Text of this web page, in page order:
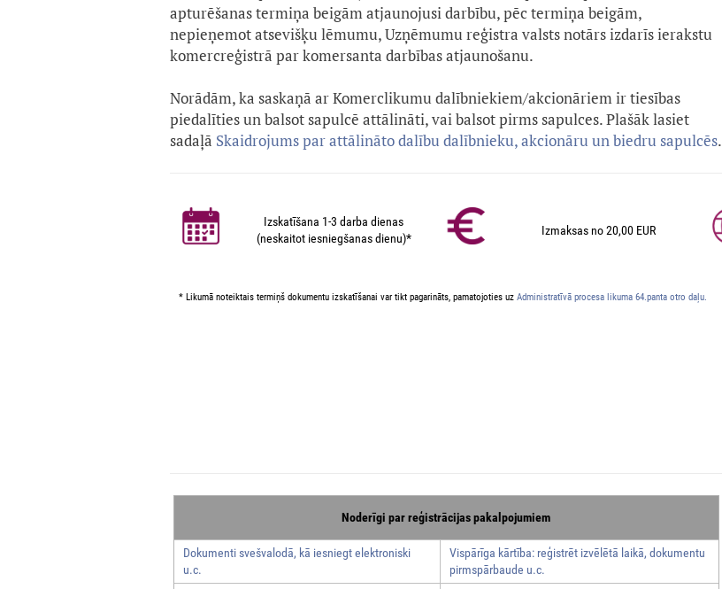
apturēšanas termiņa beigām atjaunojusi darbību, pēc termiņa beigām,
nepieņemot atsevišķu lēmumu, Uzņēmumu reģistra valsts notārs izdarīs ierakstu
komercreģistrā par komersanta darbības atjaunošanu.
Norādām, ka saskaņā ar Komerclikumu dalībniekiem/akcionāriem ir tiesības
piedalīties un balsot sapulcē attālināti, vai balsot pirms sapulces. Plašāk lasiet
sadaļā Skaidrojums par attālināto dalību dalībnieku, akcionāru un biedru sapulcēs.
Izskatīšana 1-3 darba dienas
(neskaitot iesniegšanas dienu)*
Izmaksas no 20,00 EUR
* Likumā noteiktais termiņš dokumentu izskatīšanai var tikt pagarināts, pamatojoties uz Administratīvā procesa likuma 64.panta otro daļu.
Noderīgi par reģistrācijas pakalpojumiem
Dokumenti svešvalodā, kā iesniegt elektroniski
u.c.
Vispārīga kārtība: reģistrēt izvēlētā laikā, dokumentu
pirmspārbaude u.c.